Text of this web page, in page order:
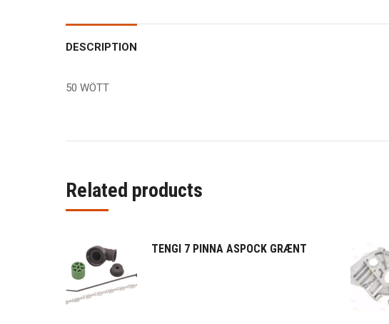
DESCRIPTION
50 WÖTT
Related products
TENGI 7 PINNA ASPOCK GRÆNT